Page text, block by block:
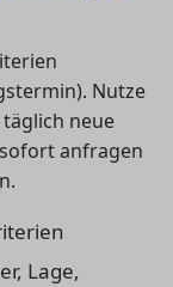
Nutze
neue
anfragen
Lage,